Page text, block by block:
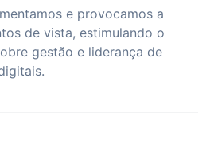
e provocamos a
de vista, estimulando o
gestão e liderança de